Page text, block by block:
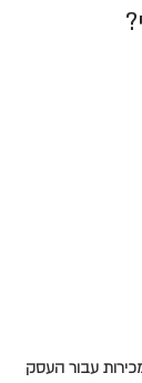
עבור העסק